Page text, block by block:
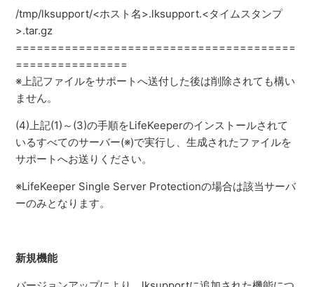
/tmp/lksupport/<ホスト名>.lksupport.<タイムスタンプ
>.tar.gz
========================================
================
※上記ファイルをサポートへ送付した後は削除されても構い
ません。
(4)上記(1)～(3)の手順をLifeKeeperのインストールされて
いるすべてのサーバー(※)で実行し、生成されたファイルを
サポートへお送りください。
※LifeKeeper Single Server Protectionの場合は該当サーバ
ーのみとなります。
新規機能